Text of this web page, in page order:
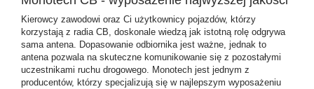
Kierowcy zawodowi oraz Ci użytkownicy pojazdów, którzy
korzystają z radia CB, doskonale wiedzą jak istotną rolę odgrywa
sama antena. Dopasowanie odbiornika jest ważne, jednak to
antena pozwala na skuteczne komunikowanie się z pozostałymi
uczestnikami ruchu drogowego. Monotech jest jednym z
producentów, którzy specjalizują się w najlepszym wyposażeniu